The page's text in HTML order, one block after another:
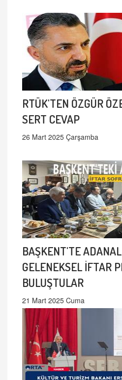
RTÜK'TEN ÖZGÜR
SERT CEVAP
26 Mart 2025 Çarşamba
BAŞKENT'TE
GELENEKSEL İFTAR
BULUŞTULAR
21 Mart 2025 Cuma